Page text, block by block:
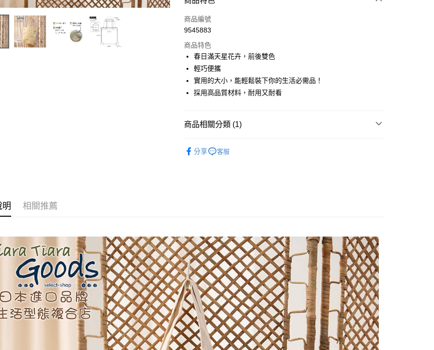
信用卡一次付款
LINE Pay
Apple Pay
街口支付
Google Pay
【「AFTEE先享後付」結帳流程】
１．於結帳方式選擇「AFTEE先享後付」後，將跳轉至「AFTEE先享後
付」結帳頁面，進行簡訊認證並確認金額後，即可完成結帳。
２．訂單成立數日內，您將收到繳費通知簡訊。
３．收到繳費通知簡訊後14天內，點擊此簡訊中的連結，可透過四大超商
／ATM／網路銀行／等多元方式進行付款，方視為交易完成。
※ 請注意：結帳手續完成當下不需立刻繳費，但若您需要取消訂單，請聯
絡購買商品的店家。未經商家同意取消之訂單仍視為有效，需透過AFTEE
先享後付繳納相關費用。
※ 交易是否成功請以「AFTEE先享後付 」之結帳頁面顯示為準，若有關於
是否繳費成功／繳費後需取消欲退款等相關疑問，請聯繫「AFTEE先享後
付客戶支援中心」https://netprotections.freshdesk.com/support/home
全家取貨付款
每筆NT$60，滿NT$1,800(含以上)免運費
付款後全家取貨
每筆NT$60，滿NT$1,800(含以上)免運費
7-11取貨付款
每筆NT$60，滿NT$2,000(含以上)免運費
付款後7-11取貨
每筆NT$60，滿NT$2,000(含以上)免運費
商品編號
9545883
商品特色
春日滿天星花卉，前後雙色
輕巧便攜
實用的大小，能輕鬆裝下你的生活必需品！
採用高品質材料，耐用又耐看
商品相關分類 (1)
分享
客服
明 相關推薦